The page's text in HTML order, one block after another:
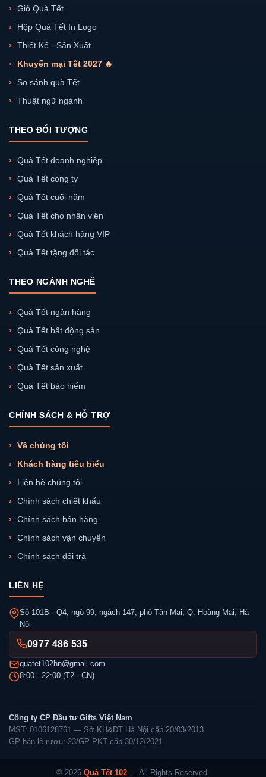
Giỏ Quà Tết
Hộp Quà Tết In Logo
Thiết Kế - Sản Xuất
Khuyến mại Tết 2027 🔥
So sánh quà Tết
Thuật ngữ ngành
THEO ĐỐI TƯỢNG
Quà Tết doanh nghiệp
Quà Tết công ty
Quà Tết cuối năm
Quà Tết cho nhân viên
Quà Tết khách hàng VIP
Quà Tết tặng đối tác
THEO NGÀNH NGHỀ
Quà Tết ngân hàng
Quà Tết bất động sản
Quà Tết công nghệ
Quà Tết sản xuất
Quà Tết bảo hiểm
CHÍNH SÁCH & HỖ TRỢ
Về chúng tôi
Khách hàng tiêu biểu
Liên hệ chúng tôi
Chính sách chiết khấu
Chính sách bán hàng
Chính sách vận chuyển
Chính sách đổi trả
LIÊN HỆ
Số 101B - Q4, ngõ 99, ngách 147, phố Tân Mai, Q. Hoàng Mai, Hà
Nội
0977 486 535
quatet102hn@gmail.com
8:00 - 22:00 (T2 - CN)
Công ty CP Đầu tư Gifts Việt Nam
MST: 0106128761 — Sở KH&ĐT Hà Nội cấp 20/03/2013
GP bán lẻ rượu: 23/GP-PKT cấp 30/12/2021
© 2026 Quà Tết 102 — All Rights Reserved.